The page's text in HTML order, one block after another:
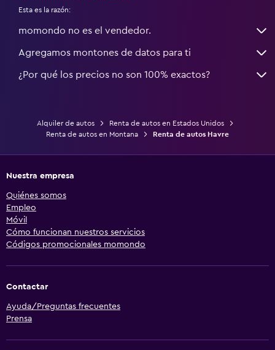
Esta es la razón:
momondo no es el vendedor.
Agregamos montones de datos para ti
¿Por qué los precios no son 100% exactos?
Alquiler de autos
Renta de autos en Estados Unidos
Renta de autos en Montana
Renta de autos Havre
Nuestra empresa
Quiénes somos
Empleo
Móvil
Cómo funcionan nuestros servicios
Códigos promocionales momondo
Contactar
Ayuda/Preguntas frecuentes
Prensa